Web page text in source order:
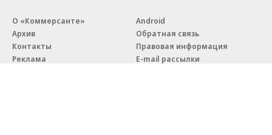
О «Коммерсанте»
Архив
Контакты
Реклама
Android
Обратная связь
Правовая информация
E-mail рассылки